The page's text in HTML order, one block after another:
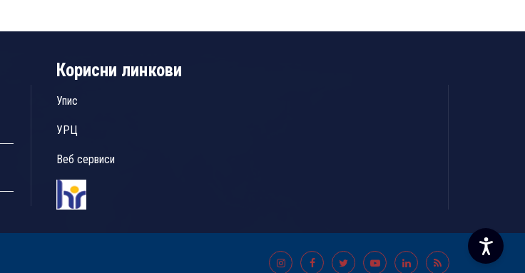
Корисни линкови
Упис
УРЦ
Веб сервиси